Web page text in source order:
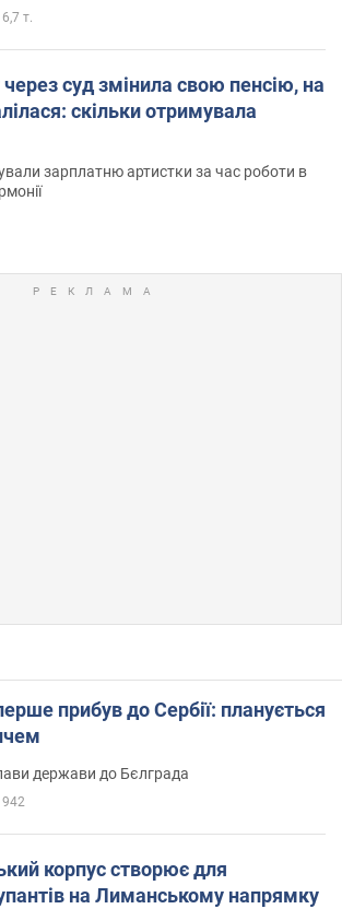
6,7 т.
суд змінила свою пенсію, на
скільки отримувала
зарплатню артистки за час роботи в
прибув до Сербії: планується
Це перший візит глави держави до Бєлграда
942
корпус створює для
на Лиманському напрямку